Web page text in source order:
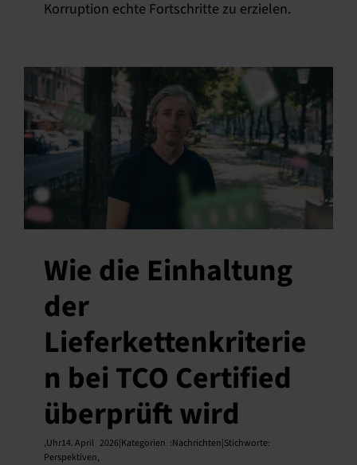
Korruption echte Fortschritte zu erzielen.
Wie die Einhaltung
der
Lieferkettenkriterie
n bei TCO Certified
überprüft wird
,Uhr14. April 2026|Kategorien :Nachrichten|Stichworte:
Perspektiven,